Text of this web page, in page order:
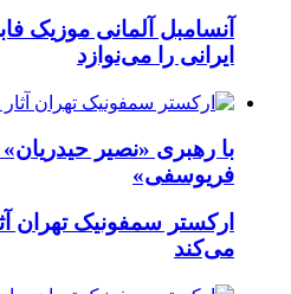
آنسامبل آلمانی موزیک
ایرانی را می‌نوازد
با رهبری «نصیر
فریوسفی»
ارکستر سمفونیک تهران
می‌کند